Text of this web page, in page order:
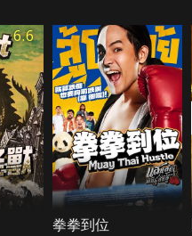
6.6
拳拳到位